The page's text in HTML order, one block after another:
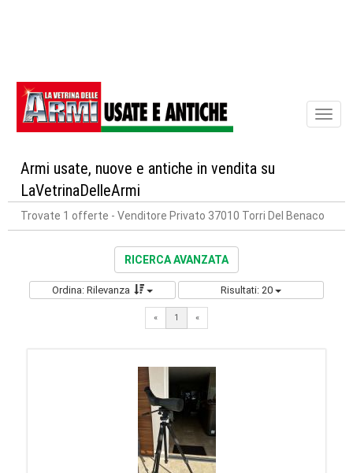
Armi usate, nuove e antiche in vendita su
LaVetrinaDelleArmi
Trovate 1 offerte - Venditore Privato 37010 Torri Del Benaco
RICERCA AVANZATA
Ordina: Rilevanza Risultati: 20
« 1 «